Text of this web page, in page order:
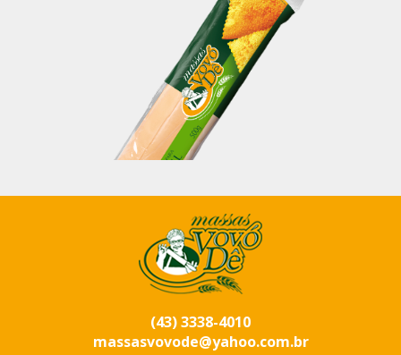
(43) 3338-4010
massasvovode@yahoo.com.br